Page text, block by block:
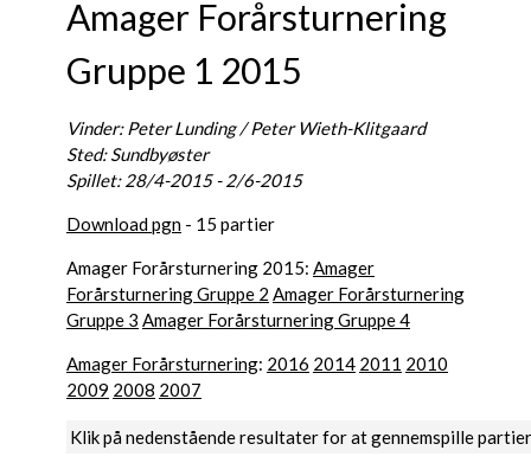
Amager Forårsturnering
Gruppe 1 2015
Vinder: Peter Lunding / Peter Wieth-Klitgaard
Sted: Sundbyøster
Spillet: 28/4-2015 - 2/6-2015
Download pgn - 15 partier
Amager Forårsturnering 2015: Amager
Forårsturnering Gruppe 2 Amager Forårsturnering
Gruppe 3 Amager Forårsturnering Gruppe 4
Amager Forårsturnering: 2016 2014 2011 2010
2009 2008 2007
Klik på nedenstående resultater for at gennemspille partier